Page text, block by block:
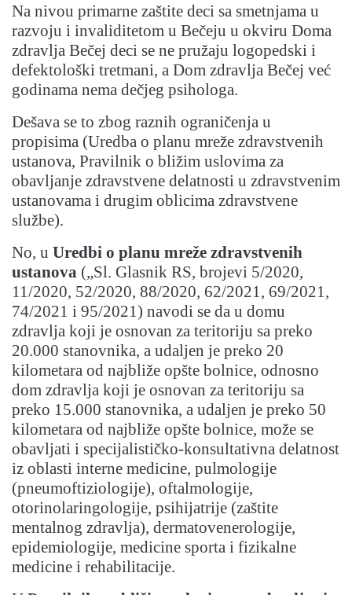
Na nivou primarne zaštite deci sa smetnjama u
razvoju i invaliditetom u Bečeju u okviru Doma
zdravlja Bečej deci se ne pružaju logopedski i
defektološki tretmani, a Dom zdravlja Bečej već
godinama nema dečjeg psihologa.
Dešava se to zbog raznih ograničenja u
propisima (Uredba o planu mreže zdravstvenih
ustanova, Pravilnik o bližim uslovima za
obavljanje zdravstvene delatnosti u zdravstvenim
ustanovama i drugim oblicima zdravstvene
službe).
No, u Uredbi o planu mreže zdravstvenih
ustanova („Sl. Glasnik RS, brojevi 5/2020,
11/2020, 52/2020, 88/2020, 62/2021, 69/2021,
74/2021 i 95/2021) navodi se da u domu
zdravlja koji je osnovan za teritoriju sa preko
20.000 stanovnika, a udaljen je preko 20
kilometara od najbliže opšte bolnice, odnosno
dom zdravlja koji je osnovan za teritoriju sa
preko 15.000 stanovnika, a udaljen je preko 50
kilometara od najbliže opšte bolnice, može se
obavljati i specijalističko-konsultativna delatnost
iz oblasti interne medicine, pulmologije
(pneumoftiziologije), oftalmologije,
otorinolaringologije, psihijatrije (zaštite
mentalnog zdravlja), dermatovenerologije,
epidemiologije, medicine sporta i fizikalne
medicine i rehabilitacije.